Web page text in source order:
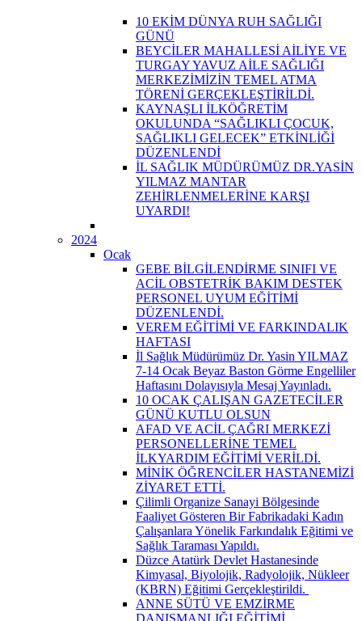
10 EKİM DÜNYA RUH SAĞLIĞI
GÜNÜ
BEYCİLER MAHALLESİ AİLİYE VE
TURGAY YAVUZ AİLE SAĞLIĞI
MERKEZİMİZİN TEMEL ATMA
TÖRENİ GERÇEKLEŞTİRİLDİ.
KAYNAŞLI İLKÖĞRETİM
OKULUNDA “SAĞLIKLI ÇOCUK,
SAĞLIKLI GELECEK” ETKİNLİĞİ
DÜZENLENDİ
İL SAĞLIK MÜDÜRÜMÜZ DR.YASİN
YILMAZ MANTAR
ZEHİRLENMELERİNE KARŞI
UYARDI!
2024
Ocak
GEBE BİLGİLENDİRME SINIFI VE
ACİL OBSTETRİK BAKIM DESTEK
PERSONEL UYUM EĞİTİMİ
DÜZENLENDİ.
VEREM EĞİTİMİ VE FARKINDALIK
HAFTASI
İl Sağlık Müdürümüz Dr. Yasin YILMAZ
7-14 Ocak Beyaz Baston Görme Engelliler
Haftasını Dolayısıyla Mesaj Yayınladı.
10 OCAK ÇALIŞAN GAZETECİLER
GÜNÜ KUTLU OLSUN
AFAD VE ACİL ÇAĞRI MERKEZİ
PERSONELLERİNE TEMEL
İLKYARDIM EĞİTİMİ VERİLDİ.
MİNİK ÖĞRENCİLER HASTANEMİZİ
ZİYARET ETTİ.
Çilimli Organize Sanayi Bölgesinde
Faaliyet Gösteren Bir Fabrikadaki Kadın
Çalışanlara Yönelik Farkındalık Eğitimi ve
Sağlık Taraması Yapıldı.
Düzce Atatürk Devlet Hastanesinde
Kimyasal, Biyolojik, Radyolojik, Nükleer
(KBRN) Eğitimi Gerçekleştirildi. ​
ANNE SÜTÜ VE EMZİRME
DANIŞMANLIĞI EĞİTİMİ